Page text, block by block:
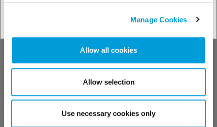
Manage Cookies
Allow all cookies
Allow selection
Use necessary cookies only
Nos solutions par
industries
Voir nos solutions